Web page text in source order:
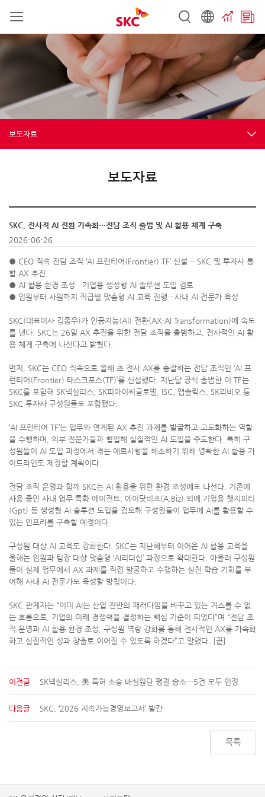
보도자료
보도자료
SKC, 전사적 AI 전환 가속화…전담 조직 출범 및 AI 활용 체계 구축
2026-06-26
● CEO 직속 전담 조직 ‘AI 프런티어(Frontier) TF’ 신설… SKC 및 투자사 통
합 AX 추진
​● ​AI 활용 환경 조성…기업용 생성형 AI 솔루션 도입 검토
​● ​임원부터 사원까지 직급별 맞춤형 AI 교육 진행…사내 AI 전문가 육성
SKC(대표이사 김종우)가 인공지능(AI) 전환(AX·AI Transformation)에 속도
를 낸다. SKC는 26일 AX 추진을 위한 전담 조직을 출범하고, 전사적인 AI 활
용 체계 구축에 나선다고 밝혔다.
먼저, SKC는 CEO 직속으로 올해 초 전사 AX를 총괄하는 전담 조직인 ‘AI 프
런티어(Frontier) 태스크포스(TF)’를 신설했다. 지난달 공식 출범한 이 TF는
SKC를 포함해 SK넥실리스, SK피아이씨글로벌, ISC, 앱솔릭스, SK리비오 등
SKC 투자사 구성원들도 포함됐다.
‘AI 프런티어 TF’는 업무와 연계된 AX 추진 과제를 발굴하고 고도화하는 역할
을 수행하며, 외부 전문가들과 협업해 실질적인 AI 도입을 주도한다. 특히 구
성원들이 AI 도입 과정에서 겪는 애로사항을 해소하기 위해 명확한 AI 활용 가
이드라인도 제정할 계획이다.
전담 조직 운영과 함께 SKC는 AI 활용을 위한 환경 조성에도 나선다. 기존에
사용 중인 사내 업무 특화 에이전트, 에이닷비즈(A.Biz) 외에 기업용 챗지피티
(Gpt) 등 생성형 AI 솔루션 도입을 검토해 구성원들이 업무에 AI를 활용할 수
있는 인프라를 구축할 예정이다.
구성원 대상 AI 교육도 강화한다. SKC는 지난해부터 이어온 AI 활용 교육을
올해는 임원과 팀장 대상 맞춤형 ‘AI리더십’ 과정으로 확대한다. 아울러 구성원
들이 실제 업무에서 AX 과제를 직접 발굴하고 수행하는 실천 학습 기회를 부
여해 사내 AI 전문가도 육성할 방침이다.
SKC 관계자는 “이미 AI는 산업 전반의 패러다임을 바꾸고 있는 거스를 수 없
는 흐름으로, 기업의 미래 경쟁력을 결정하는 핵심 기준이 되었다”며 “전담 조
직 운영과 AI 활용 환경 조성, 구성원 역량 강화를 통해 전사적인 AX를 가속화
하고 실질적인 성과 창출로 이어질 수 있도록 하겠다”고 말했다. [끝]
이전글 SK넥실리스, 美 특허 소송 배심원단 평결 승소…5건 모두 인정
다음글 SKC, ‘2026 지속가능경영보고서’ 발간
목록